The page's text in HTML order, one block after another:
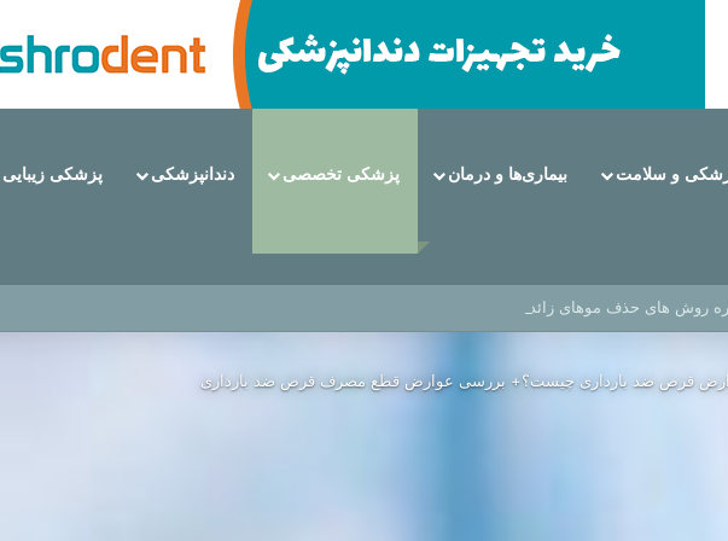
پزشکی و سلامت بیماری‌ها و درمان پزشکی تخصصی دندانپزشکی پزشکی زیبایی
روش های حذف موهای زائد از مزایا تا عوارض
قرص ضد بارداری چیست؟+ بررسی عوارض قطع مصرف قرص ضد بارداری